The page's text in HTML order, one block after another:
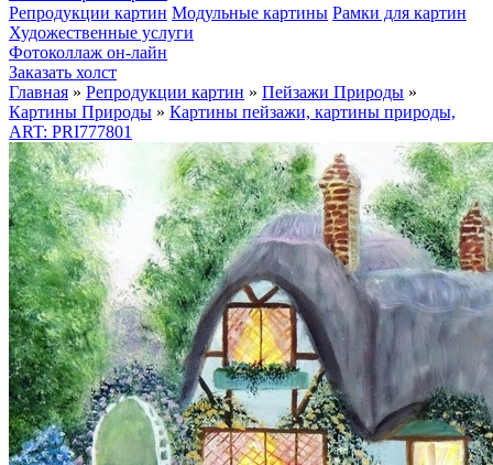
Репродукции картин Модульные картины Рамки для картин
Художественные услуги
Фотоколлаж он-лайн
Заказать холст
Главная » Репродукции картин » Пейзажи Природы »
Картины Природы » Картины пейзажи, картины природы,
ART: PRI777801